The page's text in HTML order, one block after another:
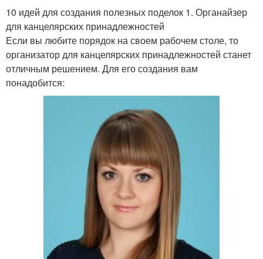
10 идей для создания полезных поделок 1. Органайзер
для канцелярских принадлежностей
Если вы любите порядок на своем рабочем столе, то
организатор для канцелярских принадлежностей станет
отличным решением. Для его создания вам
понадобится: